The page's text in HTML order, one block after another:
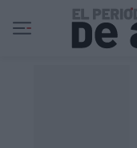
Ir al contenido principal